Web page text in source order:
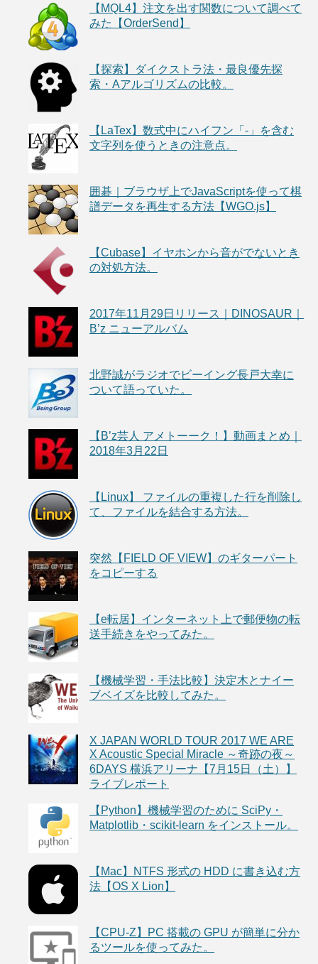
【MQL4】注文を出す関数について調べて
みた【OrderSend】
【探索】ダイクストラ法・最良優先探
索・Aアルゴリズムの比較。
【LaTex】数式中にハイフン「-」を含む
文字列を使うときの注意点。
囲碁｜ブラウザ上でJavaScriptを使って棋
譜データを再生する方法【WGO.js】
【Cubase】イヤホンから音がでないとき
の対処方法。
2017年11月29日リリース｜DINOSAUR｜
B’z ニューアルバム
北野誠がラジオでビーイング長戸大幸に
ついて語っていた。
【B’z芸人 アメトーーク！】動画まとめ｜
2018年3月22日
【Linux】 ファイルの重複した行を削除し
て、ファイルを結合する方法。
突然【FIELD OF VIEW】のギターパート
をコピーする
【e転居】インターネット上で郵便物の転
送手続きをやってみた。
【機械学習・手法比較】決定木とナイー
ブベイズを比較してみた。
X JAPAN WORLD TOUR 2017 WE ARE
X Acoustic Special Miracle ～奇跡の夜～
6DAYS 横浜アリーナ【7月15日（土）】
ライブレポート
【Python】機械学習のために SciPy・
Matplotlib・scikit-learn をインストール。
【Mac】NTFS 形式の HDD に書き込む方
法【OS X Lion】
【CPU-Z】PC 搭載の GPU が簡単に分か
るツールを使ってみた。